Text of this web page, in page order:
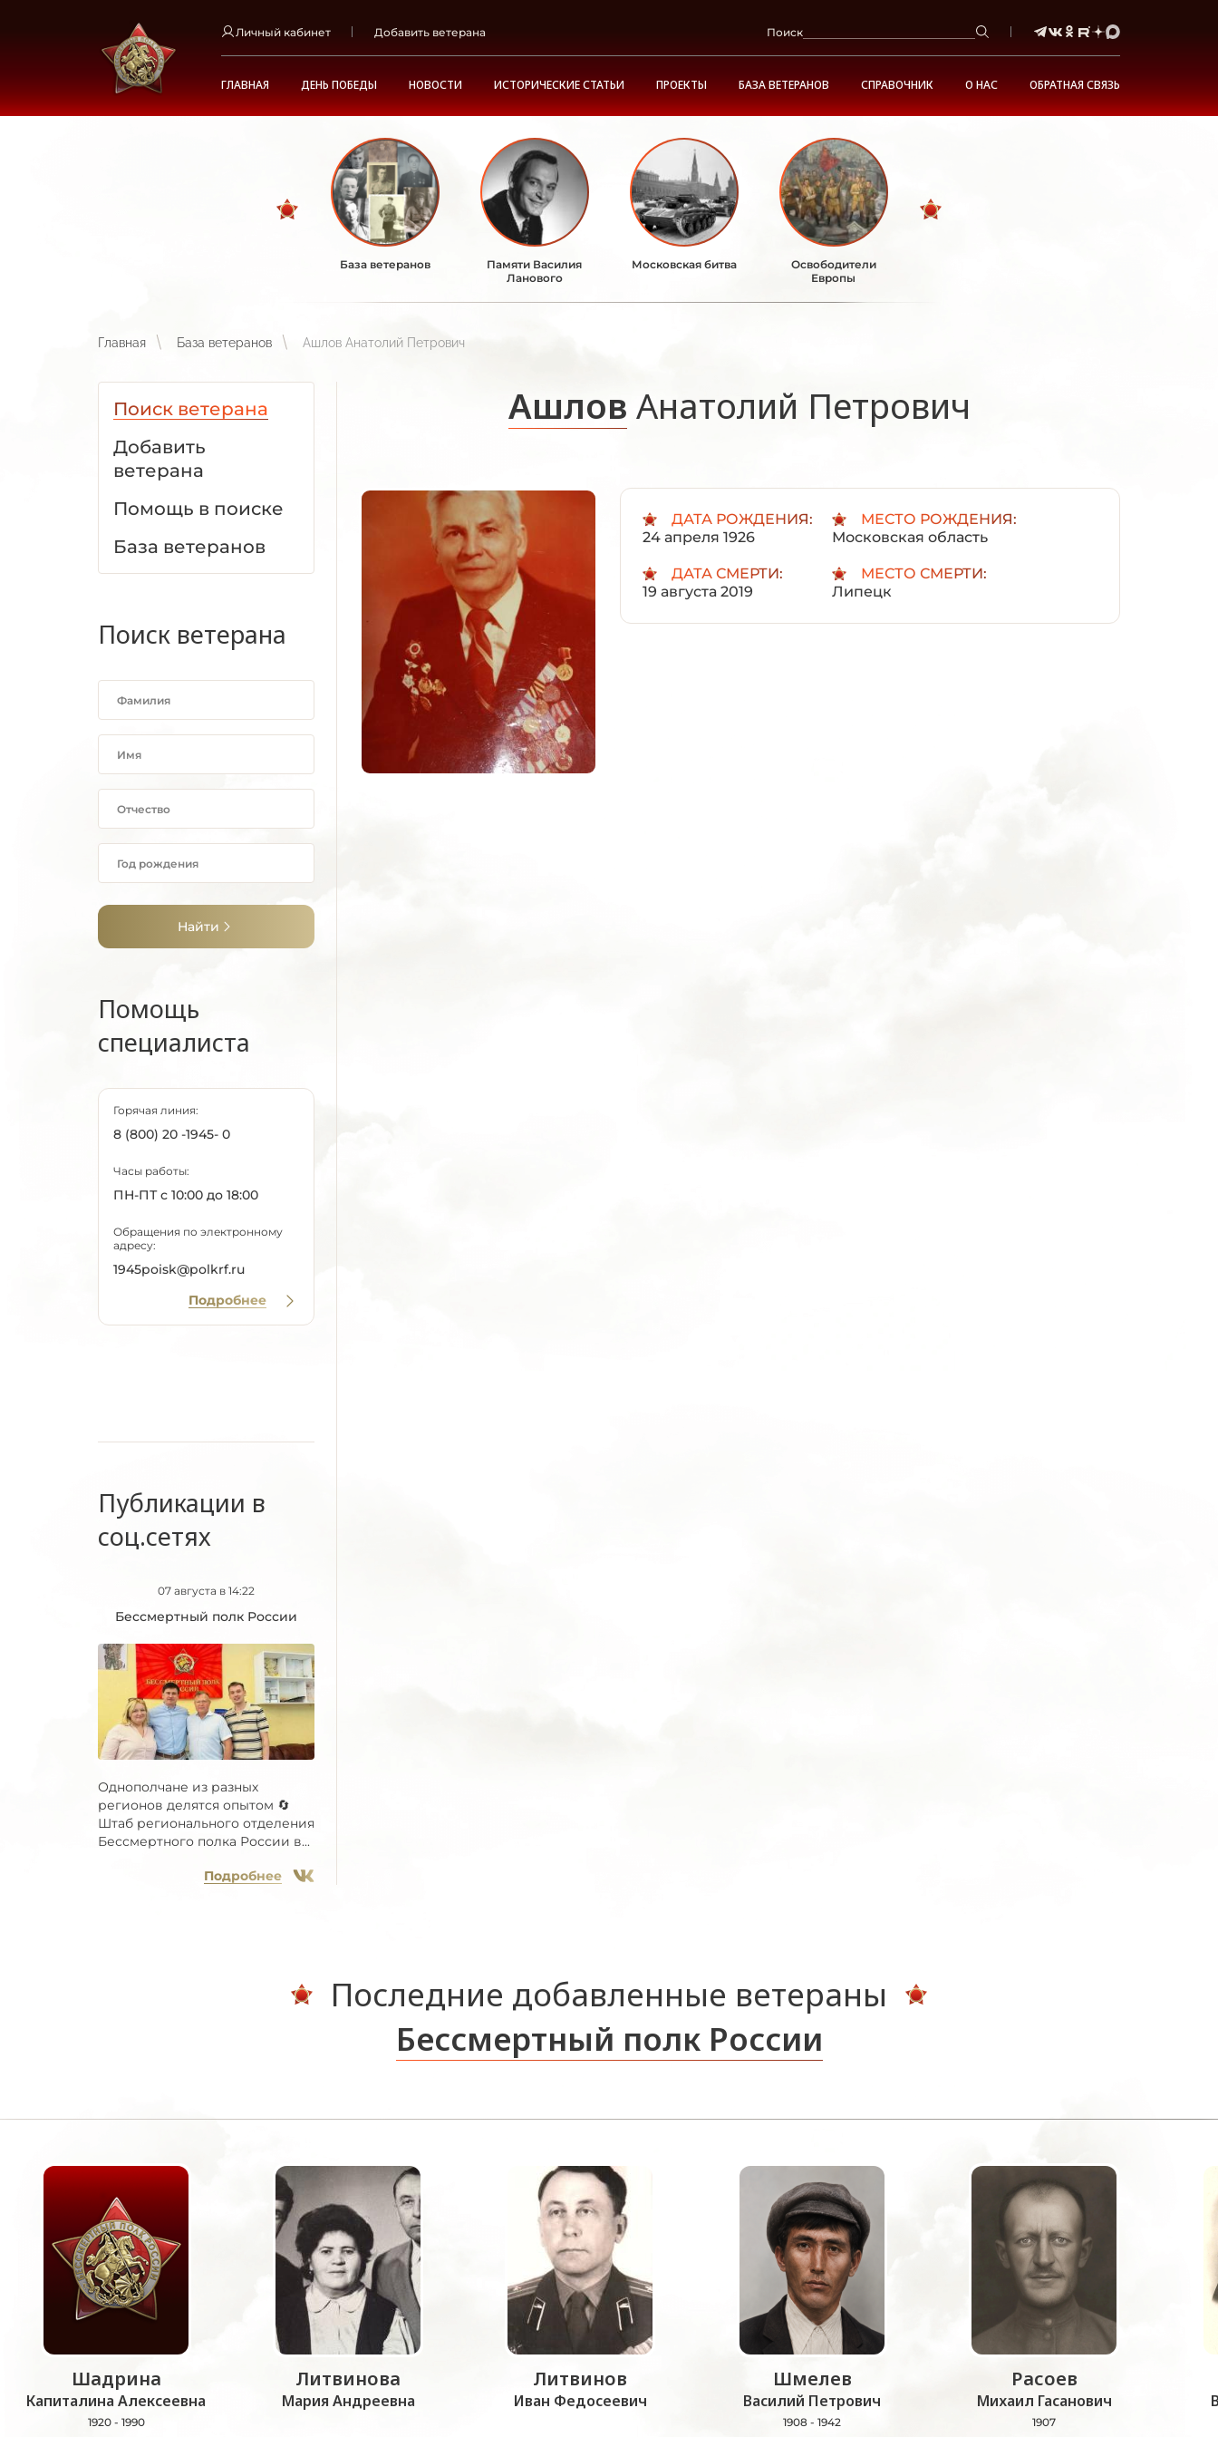
Личный кабинет Добавить ветерана Поиск
ГЛАВНАЯ ДЕНЬ ПОБЕДЫ НОВОСТИ ИСТОРИЧЕСКИЕ СТАТЬИ ПРОЕКТЫ БАЗА ВЕТЕРАНОВ СПРАВОЧНИК О НАС ОБРАТНАЯ СВЯЗЬ
База ветеранов
Памяти Василия
Ланового
Московская битва
Освободители
Европы
Главная База ветеранов Ашлов Анатолий Петрович
Поиск ветерана
Добавить
ветерана
Помощь в поиске
База ветеранов
Поиск ветерана
Найти
Помощь
специалиста
Горячая линия:
8 (800) 20 -1945- 0
Часы работы:
ПН-ПТ с 10:00 до 18:00
Обращения по электронному
адресу:
1945poisk@polkrf.ru
Подробнее
Публикации в
соц.сетях
07 августа в 14:22
Бессмертный полк России
Однополчане из разных
регионов делятся опытом 🔄
Штаб регионального отделения
Бессмертного полка России в...
Подробнее
Ашлов Анатолий Петрович
ДАТА РОЖДЕНИЯ:
24 апреля 1926
МЕСТО РОЖДЕНИЯ:
Московская область
ДАТА СМЕРТИ:
19 августа 2019
МЕСТО СМЕРТИ:
Липецк
Последние добавленные ветераны
Бессмертный полк России
Шадрина
Капиталина Алексеевна
1920 - 1990
Литвинова
Мария Андреевна
Литвинов
Иван Федосеевич
Шмелев
Василий Петрович
1908 - 1942
Расоев
Михаил Гасанович
1907